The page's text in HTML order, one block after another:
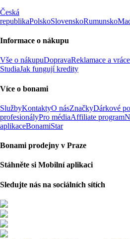
Česká
republikaPolskoSlovenskoRumunsko
Informace o nákupu
Vše o nákupuDopravaReklamace a
StudiaJak fungují kredity
Více o bonami
SlužbyKontaktyO násZnačkyDárkové
profesionályPro médiaAffiliate program
aplikaceBonamiStar
Bonami prodejny v Praze
Stáhněte si Mobilní aplikaci
Sledujte nás na sociálních sítích